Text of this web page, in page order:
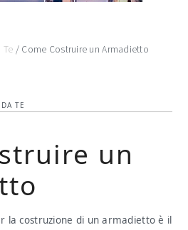
Te / Come Costruire un Armadietto
TE
un
la costruzione di un armadietto è il